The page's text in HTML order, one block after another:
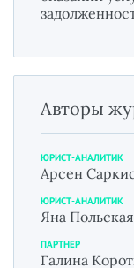
Авторы
ЮРИСТ-АНАЛИТИК
Арсен
ЮРИСТ-АНАЛИТИК
Яна Польская
ПАРТНЕР
Галина